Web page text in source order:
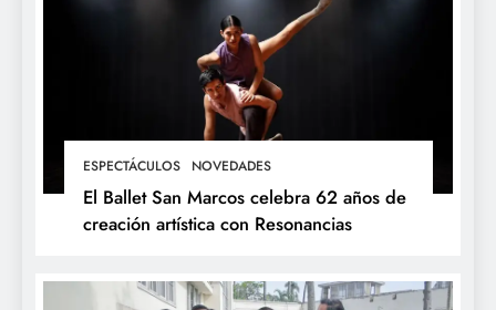
ESPECTÁCULOS NOVEDADES
El Ballet San Marcos celebra 62 años de
creación artística con Resonancias